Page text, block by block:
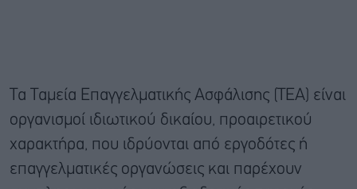
Τα Ταμεία Επαγγελματικής Ασφάλισης (ΤΕΑ) είναι
οργανισμοί ιδιωτικού δικαίου, προαιρετικού
χαρακτήρα, που ιδρύονται από εργοδότες ή
επαγγελματικές οργανώσεις και παρέχουν